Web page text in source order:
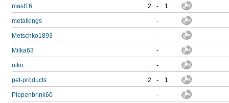
mast16 2 - 1
metalkings -
Metschko1893 -
Milka63 -
niko -
pet-products 2 - 1
Piepenbrink60 -